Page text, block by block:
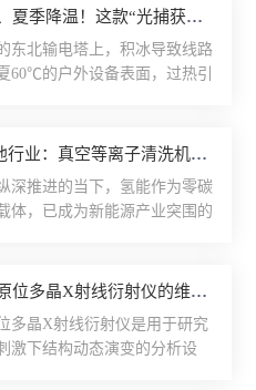
球市场规模将持续扩大，亚太
国市场，将成为增长的...
两者共同决定了结果的科学性
校准校准的首要任务是建立系
对响应关系。这需要使用经计
置，运行荧光量子效率光谱
谱。将测得的光谱信号强度与
准光谱进行比较...
冬季防冰、夏季降温！这款“光捕获超疏水涂层”让表面应对恶劣天气游刃有余
东北输电塔上，积冰导致线路
60℃的户外设备表面，过热引
队在
——具有可切换润湿性的光捕
（PSTM）。这项技术在同一
背景与挑战在航空航天、电力
片等领域，表面结冰和高温过
应用 | 电池行业：真空等离子清洗机如何破解燃料电池双极板表面处理难题
深推进的当下，氢能作为零碳
体，已成为新能源产业突围的
氧、导走水热的核心功能，其
主流石墨双极板，还是车规级
板，表面处理都是核心工序，
二维超快原位多晶X射线衍射仪的维护与操作技巧
多晶X射线衍射仪是用于研究
激下结构动态演变的分析设